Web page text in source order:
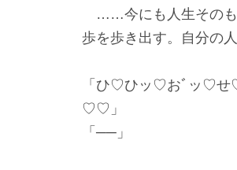
……今にも人生そのも
歩を歩き出す。自分の
「ひ♡ひッ♡おﾞッ♡
♡♡」
「──」